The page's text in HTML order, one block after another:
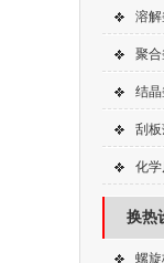
溶解
聚合
结晶
刮
化学
换热
螺